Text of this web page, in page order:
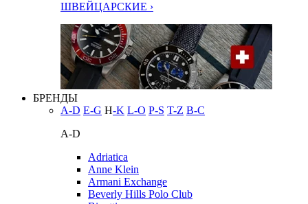
ШВЕЙЦАРСКИЕ ›
БРЕНДЫ
A-D E-G H-K L-O P-S T-Z В-С
A-D
Adriatica
Anne Klein
Armani Exchange
Beverly Hills Polo Club